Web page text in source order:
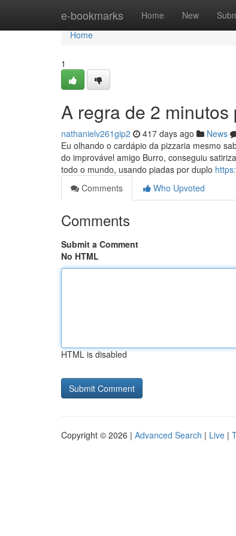
e-bookmarks Home New
Home
Home
1
A regra de 2 minutos
nathanielv261gip2 417 days ago News
Eu olhando o cardápio da pizzaria mesmo
do improvável amigo Burro, conseguiu
todo o mundo, usando piadas por duplo
Comments
Who Upvoted
Comments
Submit a Comment
No HTML
HTML is disabled
Copyright © 2026 | Advanced Search | Live |